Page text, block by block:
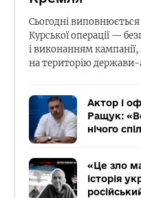
Сьогодні
Курської операції —
і виконанням кампанії,
на територію держави-
Актор і
Ращук:
нічого
«Це зло
історія